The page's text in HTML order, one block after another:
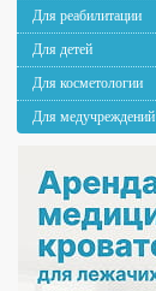
Для реабилитации
Для детей
Для косметологии
Для медучреждений